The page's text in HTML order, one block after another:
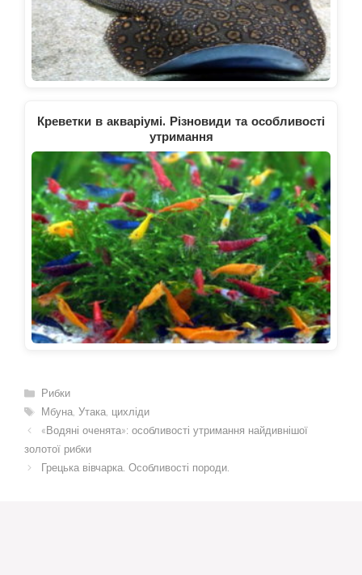
Креветки в акваріумі. Різновиди та особливості
утримання
Категорії
Рибки
Позначки
Мбуна, Утака, цихліди
«Водяні оченята»: особливості утримання найдивнішої
золотої рибки
Грецька вівчарка. Особливості породи.